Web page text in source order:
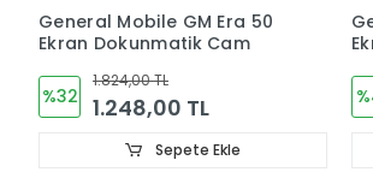
General Mobile GM Era 30
Ekran Dokunmatik Cam
%41
1.536,00 TL
912,00 TL
Sepete Ekle